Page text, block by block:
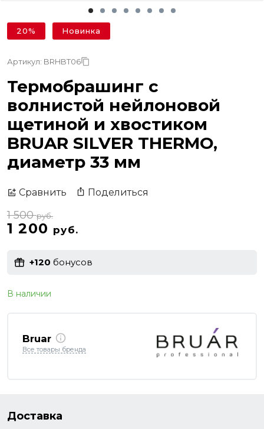
20% Новинка
Артикул: BRHBT06
Термобрашинг с
волнистой нейлоновой
щетиной и хвостиком
BRUAR SILVER THERMO,
диаметр 33 мм
Сравнить Поделиться
1 200 руб.
1 500руб.
+120 бонусов
В наличии
Bruar
Все товары бренда
Доставка